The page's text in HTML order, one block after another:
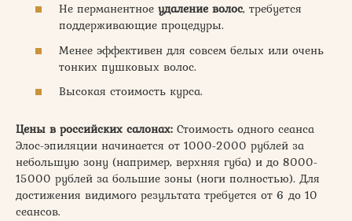
Не перманентное удаление волос, требуется
поддерживающие процедуры.
Менее эффективен для совсем белых или очень
тонких пушковых волос.
Высокая стоимость курса.
Цены в российских салонах: Стоимость одного сеанса
Элос-эпиляции начинается от 1000-2000 рублей за
небольшую зону (например, верхняя губа) и до 8000-
15000 рублей за большие зоны (ноги полностью). Для
достижения видимого результата требуется от 6 до 10
сеансов.